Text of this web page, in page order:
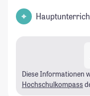
Diese Informationen
Hochschulkompass